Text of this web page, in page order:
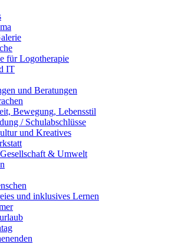
für Logotherapie
IT
und Beratungen
Bewegung, Lebensstil
/ Schulabschlüsse
und Kreatives
& Umwelt
und inklusives Lernen